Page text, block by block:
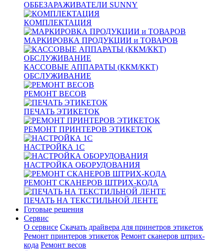
ОББЕЗАРАЖИВАТЕЛИ SUNNY
КОМПЛЕКТАЦИЯ
МАРКИРОВКА ПРОДУКЦИИ и ТОВАРОВ
КАССОВЫЕ АППАРАТЫ (ККМ/ККТ)
ОБСЛУЖИВАНИЕ
РЕМОНТ ВЕСОВ
ПЕЧАТЬ ЭТИКЕТОК
РЕМОНТ ПРИНТЕРОВ ЭТИКЕТОК
НАСТРОЙКА 1С
НАСТРОЙКА ОБОРУДОВАНИЯ
РЕМОНТ СКАНЕРОВ ШТРИХ-КОДА
ПЕЧАТЬ НА ТЕКСТИЛЬНОЙ ЛЕНТЕ
Готовые решения
Сервис
О сервисе Скачать драйвера для принетров этикеток
Ремонт принтеров этикеток Ремонт сканеров штрих-
кода Ремонт весов